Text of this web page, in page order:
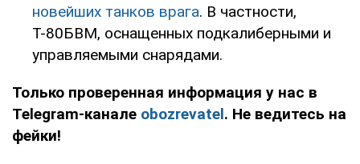
новейших танков врага. В частности,
Т-80БВМ, оснащенных подкалиберными и
управляемыми снарядами.
Только проверенная информация у нас в
Telegram-канале obozrevatel. Не ведитесь на
фейки!